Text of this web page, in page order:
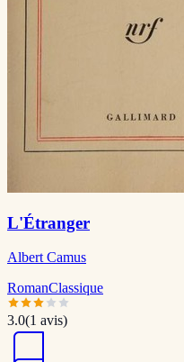
L'Étranger
Albert Camus
RomanClassique
3.0(1 avis)